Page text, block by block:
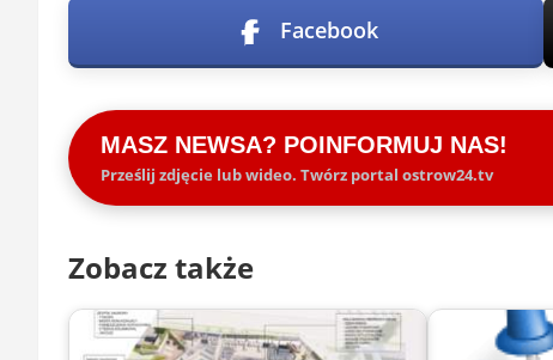
Facebook
MASZ NEWSA? POINFORMUJ NAS!
Prześlij zdjęcie lub wideo. Twórz portal ostrow24.tv
Zobacz także